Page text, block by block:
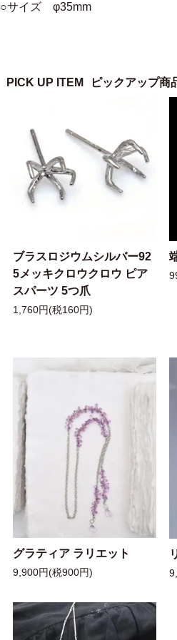
○サイズ φ35mm
PICK UP ITEM ピックアップ商
ブラスロジウムシルバー92
5メッキクロウクロウ ピア
スパーツ 5つ爪
1,760円(税160円)
グラティア ラリエット
9,900円(税900円)